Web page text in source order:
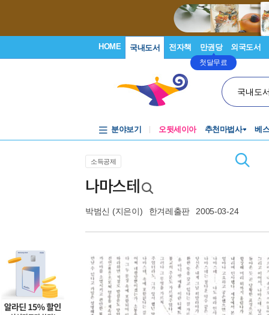
HOME 국내도서 전자책 만권당
첫달무료
외국도서
국내도
분야보기 오뒷세이아 추천마법사 베
소득공제
나마스테
박범신 (지은이) 한겨레출판 2005-03-24